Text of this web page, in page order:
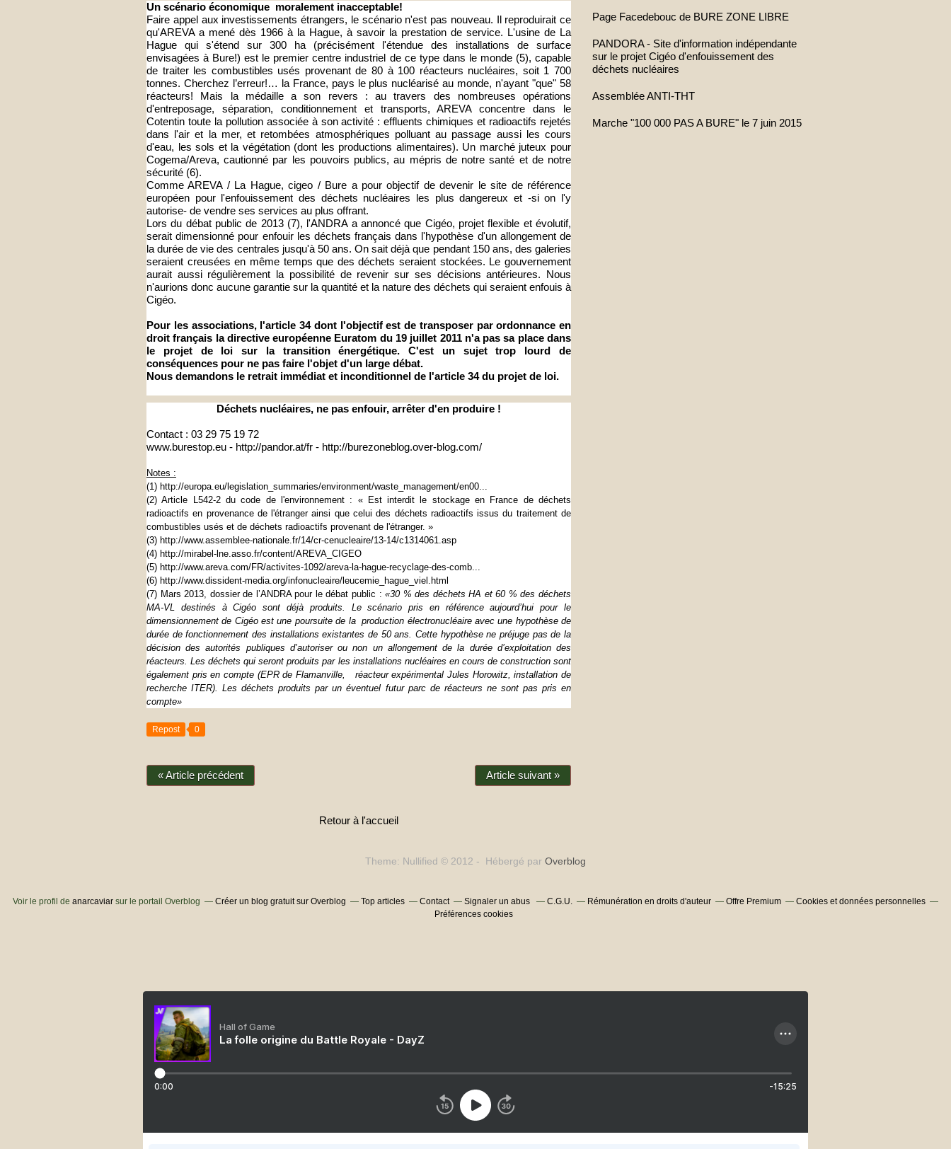
Un scénario économique moralement inacceptable!
Faire appel aux investissements étrangers, le scénario n'est pas nouveau. Il reproduirait ce
qu'AREVA a mené dès 1966 à la Hague, à savoir la prestation de service. L'usine de La
Hague qui s'étend sur 300 ha (précisément l'étendue des installations de surface
envisagées à Bure!) est le premier centre industriel de ce type dans le monde (5), capable
de traiter les combustibles usés provenant de 80 à 100 réacteurs nucléaires, soit 1 700
tonnes. Cherchez l’erreur!… la France, pays le plus nucléarisé au monde, n'ayant "que" 58
réacteurs! Mais la médaille a son revers : au travers des nombreuses opérations
d'entreposage, séparation, conditionnement et transports, AREVA concentre dans le
Cotentin toute la pollution associée à son activité : effluents chimiques et radioactifs rejetés
dans l'air et la mer, et retombées atmosphériques polluant au passage aussi les cours
d'eau, les sols et la végétation (dont les productions alimentaires). Un marché juteux pour
Cogema/Areva, cautionné par les pouvoirs publics, au mépris de notre santé et de notre
sécurité (6).
Comme AREVA / La Hague, cigeo / Bure a pour objectif de devenir le site de référence
européen pour l'enfouissement des déchets nucléaires les plus dangereux et -si on l'y
autorise- de vendre ses services au plus offrant.
Lors du débat public de 2013 (7), l'ANDRA a annoncé que Cigéo, projet flexible et évolutif,
serait dimensionné pour enfouir les déchets français dans l'hypothèse d'un allongement de
la durée de vie des centrales jusqu'à 50 ans. On sait déjà que pendant 150 ans, des galeries
seraient creusées en même temps que des déchets seraient stockées. Le gouvernement
aurait aussi régulièrement la possibilité de revenir sur ses décisions antérieures. Nous
n'aurions donc aucune garantie sur la quantité et la nature des déchets qui seraient enfouis à
Cigéo.
Pour les associations, l'article 34 dont l'objectif est de transposer par ordonnance en
droit français la directive européenne Euratom du 19 juillet 2011 n'a pas sa place dans
le projet de loi sur la transition énergétique. C'est un sujet trop lourd de
conséquences pour ne pas faire l'objet d'un large débat.
Nous demandons le retrait immédiat et inconditionnel de l'article 34 du projet de loi.
Déchets nucléaires, ne pas enfouir, arrêter d'en produire !
Contact : 03 29 75 19 72
www.burestop.eu - http://pandor.at/fr - http://burezoneblog.over-blog.com/
Notes :
(1) http://europa.eu/legislation_summaries/environment/waste_management/en00...
(2) Article L542-2 du code de l'environnement : « Est interdit le stockage en France de déchets
radioactifs en provenance de l'étranger ainsi que celui des déchets radioactifs issus du traitement de
combustibles usés et de déchets radioactifs provenant de l'étranger. »
(3) http://www.assemblee-nationale.fr/14/cr-cenucleaire/13-14/c1314061.asp
(4) http://mirabel-lne.asso. fr/content/AREVA_CIGEO
(5) http://www.areva.com/FR/activites-1092/areva-la-hague-recyclage-des-comb...
(6) http://www.dissident-media.org/infonucleaire/leucemie_hague_viel.html
(7) Mars 2013, dossier de l’ANDRA pour le débat public :«30 % des déchets HA et 60 % des déchets
MA-VL destinés à Cigéo sont déjà produits. Le scénario pris en référence aujourd’hui pour le
dimensionnement de Cigéo est une poursuite de la production électronucléaire avec une hypothèse de
durée de fonctionnement des installations existantes de 50 ans. Cette hypothèse ne préjuge pas de la
décision des autorités publiques d’autoriser ou non un allongement de la durée d’exploitation des
réacteurs. Les déchets qui seront produits par les installations nucléaires en cours de construction sont
également pris en compte (EPR de Flamanville, réacteur expérimental Jules Horowitz, installation de
recherche ITER). Les déchets produits par un éventuel futur parc de réacteurs ne sont pas pris en
compte»
Repost 0
« Article précédent Article suivant »
Retour à l'accueil
Page Facedebouc de BURE ZONE LIBRE
PANDORA - Site d'information indépendante
sur le projet Cigéo d'enfouissement des
déchets nucléaires
Assemblée ANTI-THT
Marche "100 000 PAS A BURE" le 7 juin 2015
Theme: Nullified © 2012 - Hébergé par Overblog
Voir le profil de anarcaviar sur le portail Overblog Créer un blog gratuit sur Overblog Top articles Contact Signaler un abus C.G.U. Rémunération en droits d'auteur Offre Premium
Cookies et données personnelles
Préférences cookies
Hall of Game
La folle origine du Battle Royale - DayZ
0:00 -15:25